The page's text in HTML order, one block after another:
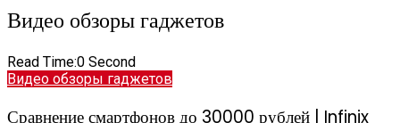
Видео обзоры гаджетов
Read Time:0 Second
Видео обзоры гаджетов
Сравнение смартфонов до 30000 рублей | Infinix